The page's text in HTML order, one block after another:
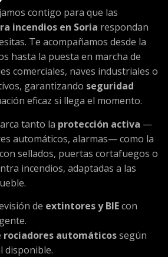
contigo para que las
incendios en Soria respondan
Te acompañamos desde la
hasta la puesta en marcha de
comerciales, naves industriales o
garantizando seguridad
eficaz si llega el momento.
tanto la protección activa —
automáticos, alarmas— como la
con sellados, puertas cortafuegos o
incendios, adaptadas a las
de extintores y BIEcon
rociadores automáticossegún
disponible.